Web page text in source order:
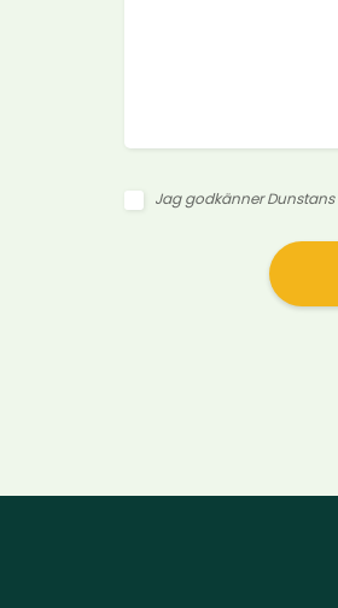
Jag godkänner Dunstans